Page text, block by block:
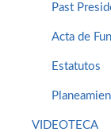
Past
Acta de
Estatutos
VIDEOTECA